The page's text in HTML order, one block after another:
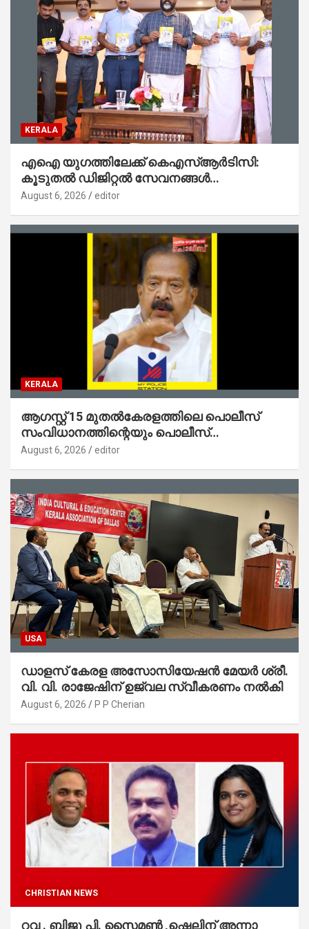
KERALA
എഐ യുഗത്തിലേക്ക് കെഎസ്ആർടിസി:
കൂടുതൽ ഡിജിറ്റൽ സേവനങ്ങൾ
ജനങ്ങളിലേക്കെത്തിക്കും – മന്ത്രി സി പി
August 6, 2026 editor
KERALA
ആഗസ്റ്റ് 15 മുതല്‍കേരളത്തിലെ പൊലീസ്
സംവിധാനത്തിന്റെയും പൊലീസ്
സ്റ്റേഷനുകളുടെയും മുഖഛായ മാറുകയാണ് :
August 6, 2026 editor
USA
ഡാളസ് കേരള അസോസിയേഷൻ മേയർ ശ്രീ.
വി. വി. രാജേഷിന് ഉജ്വല സ്വീകരണം നൽകി
August 6, 2026 P P Cherian
CHRISTIAN NEWS
റവ . ബിജു പി. സൈമൺ ,ഷെലിന് അന്നാ